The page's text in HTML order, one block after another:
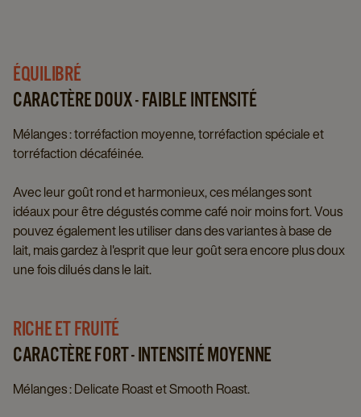
ÉQUILIBRÉ
CARACTÈRE DOUX - FAIBLE INTENSITÉ
Mélanges : torréfaction moyenne, torréfaction spéciale et
torréfaction décaféinée.
Avec leur goût rond et harmonieux, ces mélanges sont
idéaux pour être dégustés comme café noir moins fort. Vous
pouvez également les utiliser dans des variantes à base de
lait, mais gardez à l'esprit que leur goût sera encore plus doux
une fois dilués dans le lait.
RICHE ET FRUITÉ
CARACTÈRE FORT - INTENSITÉ MOYENNE
Mélanges : Delicate Roast et Smooth Roast.